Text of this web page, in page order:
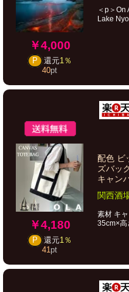
￥4,000
P 還元1％
40pt
＜p＞On
Lake
￥4,180
P 還元1％
41pt
配色 ビ
ズバッ
キャン
関西酒
素材 キ
35cm×高